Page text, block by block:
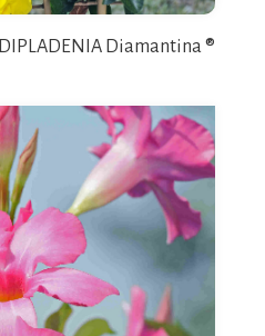
DIPLADENIA Diamantina ®